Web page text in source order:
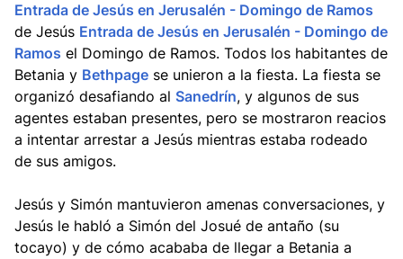
Entrada de Jesús en Jerusalén - Domingo de Ramos
de Jesús Entrada de Jesús en Jerusalén - Domingo de
Ramos el Domingo de Ramos. Todos los habitantes de
Betania y Bethpage se unieron a la fiesta. La fiesta se
organizó desafiando al Sanedrín, y algunos de sus
agentes estaban presentes, pero se mostraron reacios
a intentar arrestar a Jesús mientras estaba rodeado
de sus amigos.
Jesús y Simón mantuvieron amenas conversaciones, y
Jesús le habló a Simón del Josué de antaño (su
tocayo) y de cómo acababa de llegar a Betania a